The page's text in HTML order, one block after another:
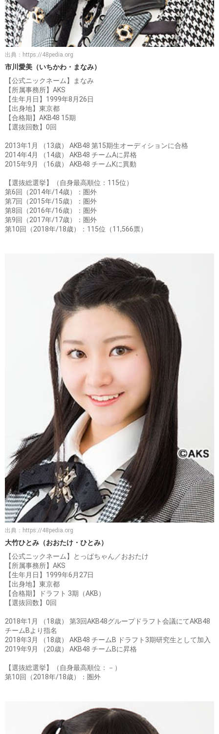
出典： https://48pedia.org
市川愛美（いちかわ・まなみ）
【公式ニックネーム】まなみ
【所属事務所】AKS
【生年月日】1999年8月26日
【出身地】東京都
【合格期】AKB48 15期
【選抜回数】0回
2013年1月 （13歳） AKB48 第15期生オーディションに合格
2014年4月 （14歳） AKB48 チームAに昇格
2015年9月 （16歳） AKB48 チームKに異動
【選抜総選挙】（自身最高順位：115位）
第6回（2014年/14歳）：圏外
第7回（2015年/15歳）：圏外
第8回（2016年/16歳）：圏外
第9回（2017年/17歳）：圏外
第10回（2018年/18歳）：115位（11,566票）
出典： https://48pedia.org
大竹ひとみ（おおたけ・ひとみ）
【公式ニックネーム】とっぱちゃん／おおたけ
【所属事務所】AKS
【生年月日】1999年6月27日
【出身地】東京都
【合格期】ドラフト 3期（AKB）
【選抜回数】0回
2018年1月 （18歳） 第3回AKB48グループドラフト会議にてAKB48
チームBより指名
2018年3月 （18歳） AKB48 チームB ドラフト3期研究生として加入
2019年9月 （20歳） AKB48 チームBに昇格
【選抜総選挙】（自身最高順位：－）
第10回（2018年/18歳）：圏外